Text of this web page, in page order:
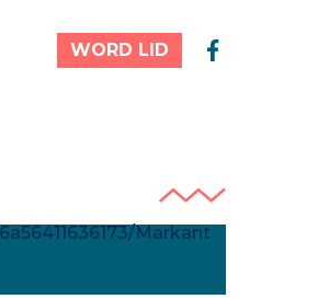
WORD LID